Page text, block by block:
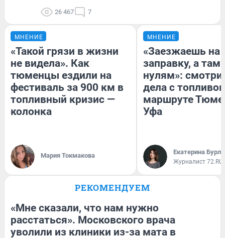
26 467 7
МНЕНИЕ
«Такой грязи в жизни
не видела». Как
тюменцы ездили на
фестиваль за 900 км в
топливный кризис —
колонка
Мария Токмакова
МНЕНИЕ
«Заезжаешь на
заправку, а там
нулям»:
дела с
маршруте
Уфа
Екатерина
Журналист 72.RU
РЕКОМЕНДУЕМ
«Мне сказали, что нам нужно
расстаться». Московского врача
уволили из клиники из-за мата в